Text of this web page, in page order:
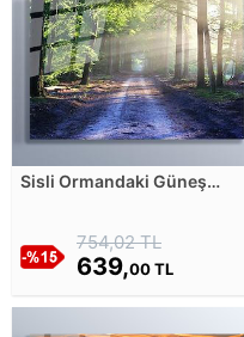
Sisli Ormandaki Güneş
754,02 TL
639,00 TL